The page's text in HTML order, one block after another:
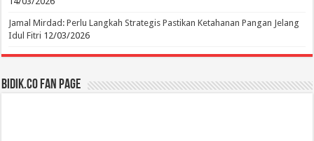
Jamal Mirdad: Perlu Langkah Strategis Pastikan Ketahanan Pangan Jelang
Idul Fitri 12/03/2026
BIDIK.CO Fan Page